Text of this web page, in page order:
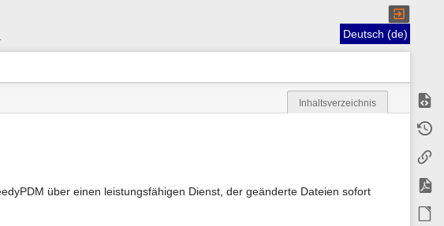
Deutsch (de)
PDF
ODT
M
f
Inhaltsverzeichnis
über einen leistungsfähigen Dienst, der geänderte Dateien sofort